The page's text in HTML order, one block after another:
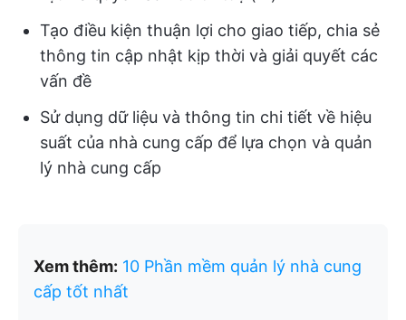
Tạo điều kiện thuận lợi cho giao tiếp, chia sẻ
thông tin cập nhật kịp thời và giải quyết các
vấn đề
Sử dụng dữ liệu và thông tin chi tiết về hiệu
suất của nhà cung cấp để lựa chọn và quản
lý nhà cung cấp
Xem thêm: 10 Phần mềm quản lý nhà cung
cấp tốt nhất